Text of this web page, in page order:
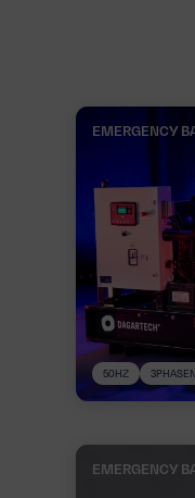
EMERGENCY
50HZ 3PHASEN
EMERGENCY